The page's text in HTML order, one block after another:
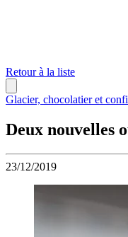
Retour à la liste
Glacier, chocolatier et
Deux nouvelles
23/12/2019